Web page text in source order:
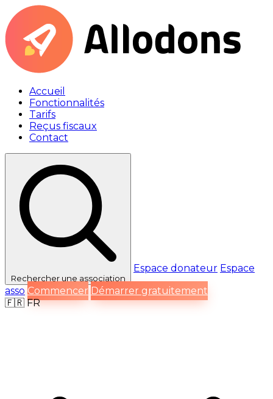
Accueil
Fonctionnalités
Tarifs
Reçus fiscaux
Contact
Rechercherune association
Espace donateur Espace
asso Commencer Démarrer gratuitement
🇫🇷 FR